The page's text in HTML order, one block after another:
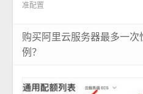
准配置
购买阿里云服务器最多一
例？